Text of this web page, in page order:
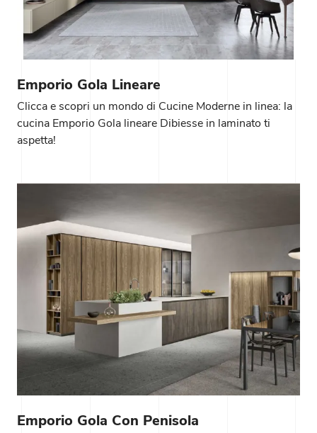
Emporio Gola Lineare
Clicca e scopri un mondo di Cucine Moderne in linea: la
cucina Emporio Gola lineare Dibiesse in laminato ti
aspetta!
Emporio Gola Con Penisola